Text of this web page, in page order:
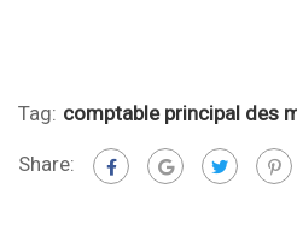
Tag: comptable principal des
Share: